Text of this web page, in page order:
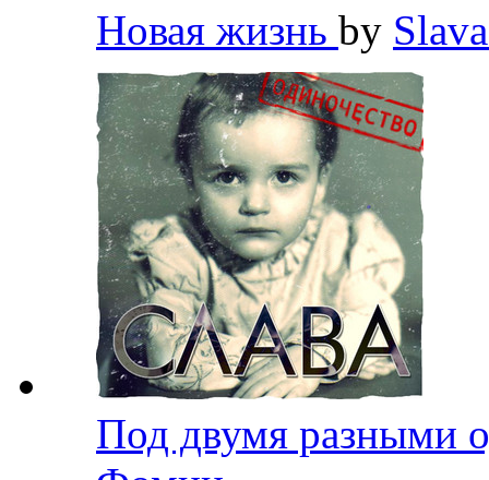
Новая жизнь by
Под двумя разными